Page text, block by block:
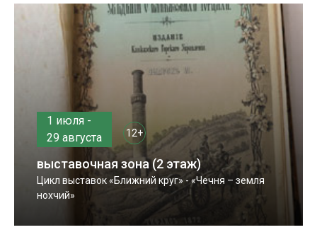
1 июля -
29 августа
12+
выставочная зона (2 этаж)
Цикл выставок «Ближний круг» - «Чечня – земля
нохчий»